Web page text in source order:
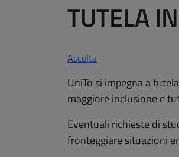
TUTELA
Ascolta
UniTo si impegna a
maggiore inclusione e
Eventuali richieste di
fronteggiare situazioni